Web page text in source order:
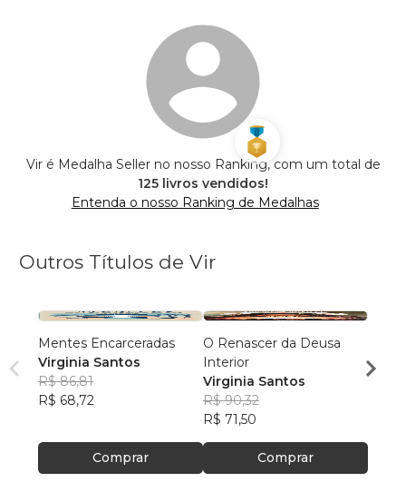
Vir é Medalha Seller no nosso Ranking, com um total de
125 livros vendidos!
Entenda o nosso Ranking de Medalhas
Outros Títulos de Vir
Mentes Encarceradas
Virginia Santos
R$ 86,81
R$ 68,72
Comprar
O Renascer da Deusa
Interior
Virginia Santos
R$ 90,32
R$ 71,50
Comprar
R$